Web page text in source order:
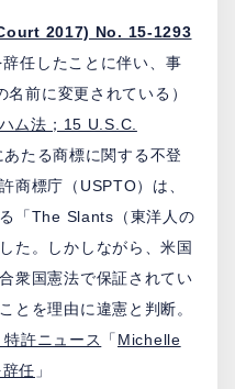
2017) No. 15-1293
任したことに伴い、事
前に変更されている）
ム法；15 U.S.C.
たる商標に関する不登
商標庁（USPTO）は、
「The Slants（東洋人の
た。しかしながら、米国
衆国憲法で保証されてい
とを理由に違憲と判断。
許ニュース 「 Michelle
任 」